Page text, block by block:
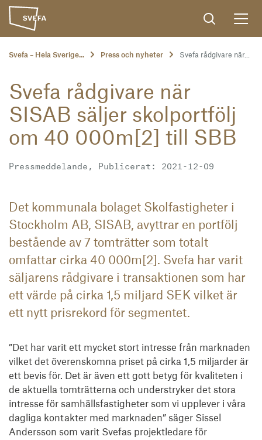
Svefa – Hela Sverige... Press och nyheter Svefa rådgivare när...
Svefa rådgivare när
SISAB säljer skolportfölj
om 40 000m[2] till SBB
Pressmeddelande, Publicerat: 2021-12-09
Det kommunala bolaget Skolfastigheter i
Stockholm AB, SISAB, avyttrar en portfölj
bestående av 7 tomträtter som totalt
omfattar cirka 40 000m[2]. Svefa har varit
säljarens rådgivare i transaktionen som har
ett värde på cirka 1,5 miljard SEK vilket är
ett nytt prisrekord för segmentet.
”Det har varit ett mycket stort intresse från marknaden
vilket det överenskomna priset på cirka 1,5 miljarder är
ett bevis för. Det är även ett gott betyg för kvaliteten i
de aktuella tomträtterna och understryker det stora
intresse för samhällsfastigheter som vi upplever i våra
dagliga kontakter med marknaden” säger Sissel
Andersson som varit Svefas projektledare för